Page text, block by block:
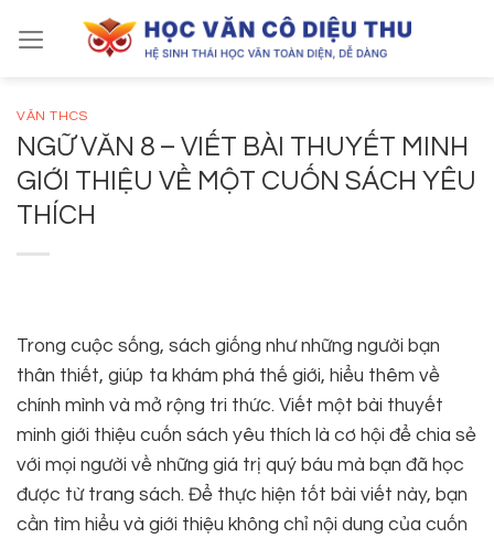
VĂN THCS
NGỮ VĂN 8 – VIẾT BÀI THUYẾT MINH
GIỚI THIỆU VỀ MỘT CUỐN SÁCH YÊU
THÍCH
Trong cuộc sống, sách giống như những người bạn
thân thiết, giúp ta khám phá thế giới, hiểu thêm về
chính mình và mở rộng tri thức. Viết một bài thuyết
minh giới thiệu cuốn sách yêu thích là cơ hội để chia sẻ
với mọi người về những giá trị quý báu mà bạn đã học
được từ trang sách. Để thực hiện tốt bài viết này, bạn
cần tìm hiểu và giới thiệu không chỉ nội dung của cuốn